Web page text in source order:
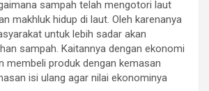
sampah telah mengotori laut
makhluk hidup di laut. Oleh karenanya
untuk lebih sadar akan
sampah. Kaitannya dengan ekonomi
membeli produk dengan kemasan
isi ulang agar nilai ekonominya